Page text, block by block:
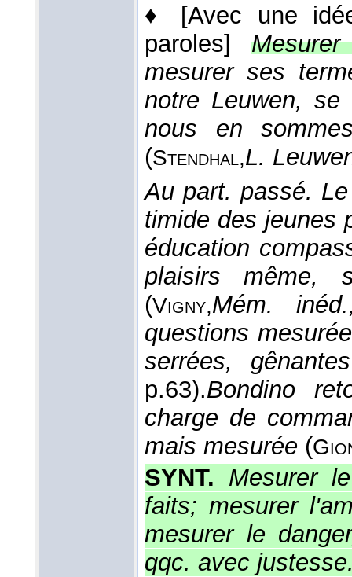
♦ [Avec une
paroles]
mesurer ses
notre Leuwen,
nous en
(Stendhal,L.
Au part. passé.
timide des jeunes
éducation
plaisirs même,
(Vigny,Mém.
questions
serrées, gênantes
p.63).Bondino
charge de
mais mesurée (
SYNT. Mesurer
faits; mesurer
mesurer le
qqc. avec